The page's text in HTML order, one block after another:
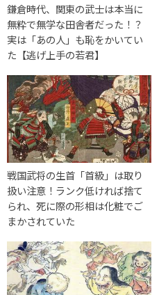
鎌倉時代、関東の武士は本当に
無粋で無学な田舎者だった！？
実は「あの人」も恥をかいてい
た【逃げ上手の若君】
戦国武将の生首「首級」は取り
扱い注意！ランク低ければ捨て
られ、死に際の形相は化粧でご
まかされていた